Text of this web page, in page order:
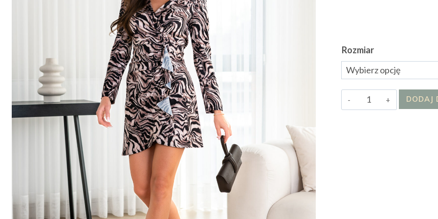
Rozmiar
ilość
Sukienka
DODAJ